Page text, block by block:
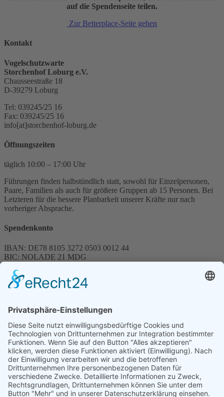
auf die Spendenseite teilen.
Zur Betterplace-Seite gehen
Kontakt
Vogelschutzwarte
Storchenhof Loburg e.V.
Chausseestraße 18
D-39279 Loburg
Tel: 039245/25 16
Fax: 039245/25 16
info[at]storchenhof-loburg.de
Öffnungszeiten
täglich 10:00 – 17:00 Uhr
Führungen finden halbstündlich statt, sowohl für Einzelpersonen,
Paare, Familien als auch für größere Gruppen ab 15 Personen. Bei
Letzteren für die bessere Planbarkeit unserer Kräfte nur nach
vorheriger Absprache.
Spendenkonto
IBAN: DE78 8105 3272 0503 0012 44
BIC: NOLADE 21 MDG
Spenden können steuerlich abgesetzt werden
Förderung
© 1987 – 2025
Storchenhof Loburg e.V.
Alle Rechte vorbehalten.
Cookie-Einstellungen